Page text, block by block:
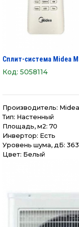
Сплит-система Midea
Код: 5058114
Производитель: Midea
Тип: Настенный
Площадь, м2: 70
Инвертор: Есть
Уровень шума, дБ:
Цвет: Белый